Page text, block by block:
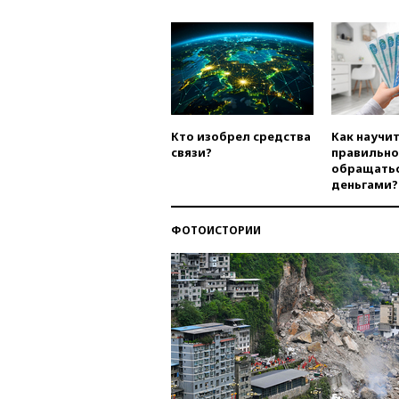
Кто изобрел средства
связи?
Как
правильно
деньгами?
ФОТОИСТОРИИ